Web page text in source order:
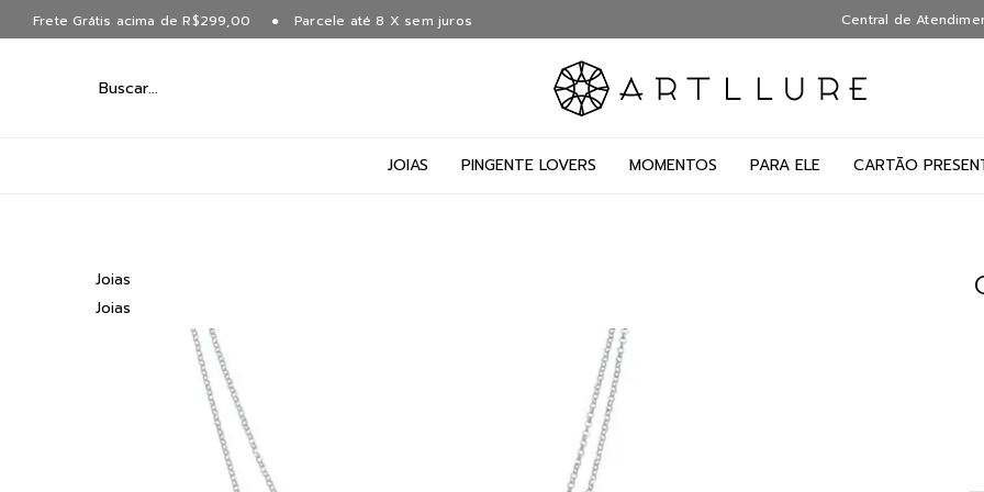
Frete Grátis acima de R$299,00 Parcele até 8 X sem juros Central de
JOIAS PINGENTE LOVERS MOMENTOS PARA ELE CARTÃO
Joias
Joias